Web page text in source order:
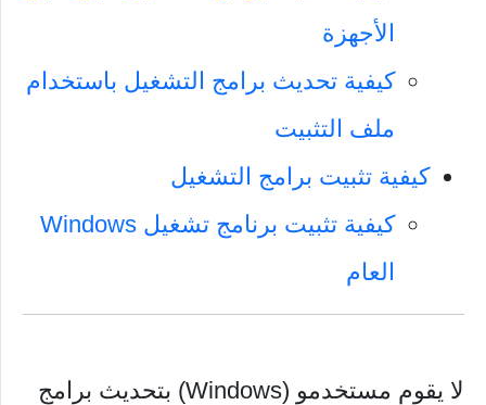
الأجهزة
كيفية تحديث برامج التشغيل باستخدام
ملف التثبيت
كيفية تثبيت برامج التشغيل
كيفية تثبيت برنامج تشغيل Windows
العام
لا يقوم مستخدمو (Windows) بتحديث برامج